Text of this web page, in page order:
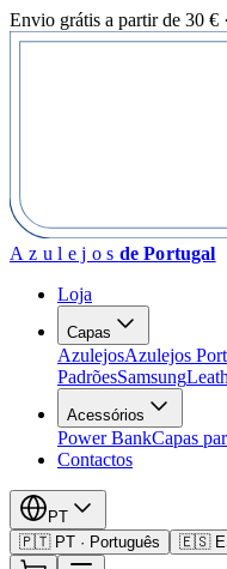
Envio grátis a partir de 30 €
Azulejos de Portugal
Loja
Capas
AzulejosAzulejos
PadrõesSamsung
Acessórios
Power BankCapas
Contactos
PT
🇵🇹 PT · Português
🇪🇸